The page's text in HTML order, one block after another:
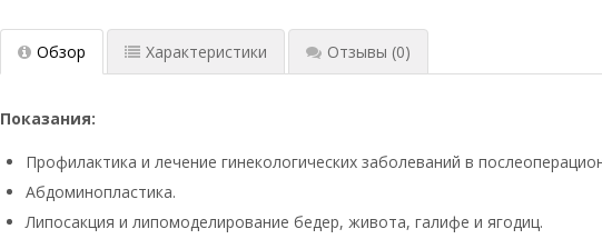
Обзор Характеристики Отзывы (0)
Показания:
Профилактика и лечение гинекологических заболеваний в
Абдоминопластика.
Липосакция и липомоделирование бедер, живота, галифе и ягодиц.